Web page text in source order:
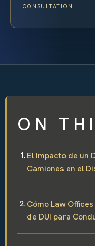
CONSULTATION
ON
El Impacto de un
Camiones en el
Cómo Law
de DUI para